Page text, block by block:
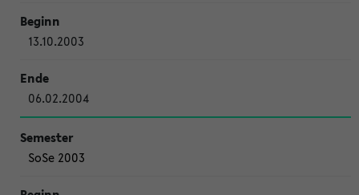
13.10.2003
06.02.2004
SoSe 2003